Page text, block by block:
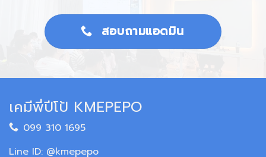
สอบถามแอดมิน
เคมีพี่ปีโป้ KMEPEPO
099 310 1695
Line ID: @kmepepo